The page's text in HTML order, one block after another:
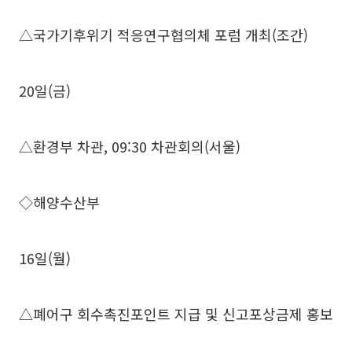
△국가기후위기 적응연구협의체 포럼 개최(조간)
20일(금)
△환경부 차관, 09:30 차관회의(서울)
◇해양수산부
16일(월)
△폐어구 회수촉진포인트 지급 및 신고포상금제 홍보